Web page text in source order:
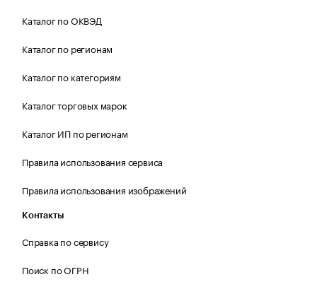
Каталог по ОКВЭД
Каталог по регионам
Каталог по категориям
Каталог торговых марок
Каталог ИП по регионам
Правила использования сервиса
Правила использования изображений
Контакты
Справка по сервису
Поиск по ОГРН